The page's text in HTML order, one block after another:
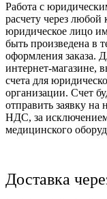
Работа с
расчету через
юридическое лицо
быть произведена в
оформления заказа.
интернет-магазине,
счета для
организации. Счет
отправить заявку
НДС, за исключением
медицинского
Доставка